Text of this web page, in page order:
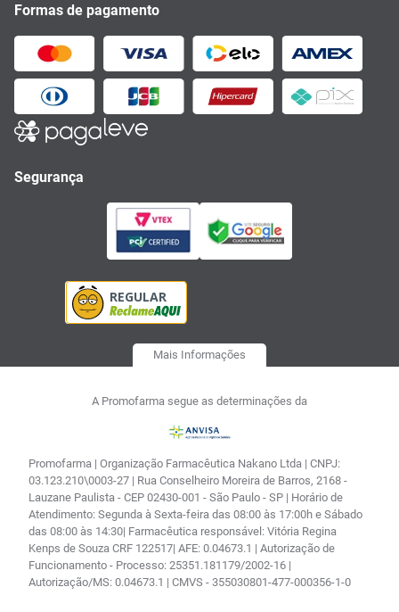
Formas de pagamento
Segurança
Mais Informações
A Promofarma segue as determinações da
Promofarma | Organização Farmacêutica Nakano Ltda | CNPJ:
03.123.210\0003-27 | Rua Conselheiro Moreira de Barros, 2168 -
Lauzane Paulista - CEP 02430-001 - São Paulo - SP | Horário de
Atendimento: Segunda à Sexta-feira das 08:00 às 17:00h e Sábado
das 08:00 às 14:30| Farmacêutica responsável: Vitória Regina
Kenps de Souza CRF 122517| AFE: 0.04673.1 | Autorização de
Funcionamento - Processo: 25351.181179/2002-16 |
Autorização/MS: 0.04673.1 | CMVS - 355030801-477-000356-1-0